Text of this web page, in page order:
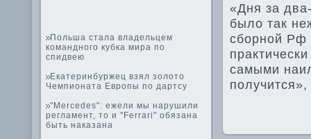
Польша стала владельцем
командного кубка мира по
спидвею
Екатеринбуржец взял золото
Чемпионата Европы по дартсу
"Mercedes": ежели мы нарушили
регламент, то и "Ferrari" обязана
быть наказана
«Дня за
было так
сборной Рф
самыми